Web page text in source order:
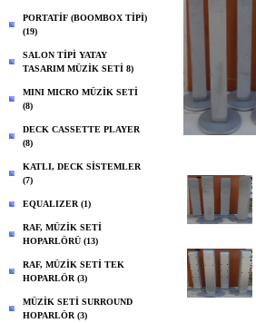
PORTATİF (BOOMBOX TİPİ)
(19)
SALON TİPİ YATAY
TASARIM MÜZİK SETİ 8)
MINI MICRO MÜZİK SETİ
(8)
DECK CASSETTE PLAYER
(8)
KATLI, DECK SİSTEMLER
(7)
EQUALIZER (1)
RAF, MÜZİK SETİ
HOPARLÖRÜ (13)
RAF, MÜZİK SETİ TEK
HOPARLÖR (3)
MÜZİK SETİ SURROUND
HOPARLÖR (3)